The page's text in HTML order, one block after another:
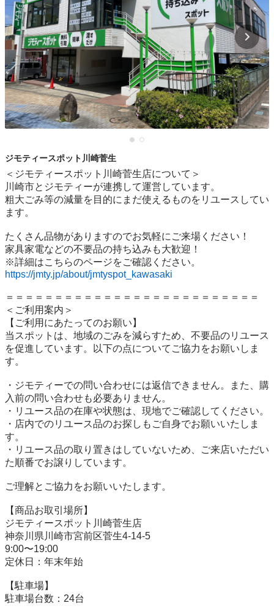
ジモティースポット川崎菅生
＜ジモティースポット川崎菅生店について＞
川崎市とジモティーが連携して運営しています。
粗⼤ごみ等の減量を⽬的にまだ使えるものをリユースしてい
ます。
たくさん品物がありますのでお気軽にご来場ください！
家具家電などの不要品の持ち込みも大歓迎！
https://jmty.jp/about/jmtyspot_kawasaki
＝＝＝＝＝＝＝＝＝＝＝＝＝＝＝＝＝＝＝＝＝＝＝＝＝＝
＜ご利用案内＞
【ご利用にあたってのお願い】
当スポットは、地域のごみを減らすため、不要品のリユース
を促進しています。以下の点についてご協力をお願いしま
す。
・ジモティーでの問い合わせには返信できません。また、購
入前の問い合わせも必要ありません。
・リユース品の在庫や状態は、現地でご確認してください。
・店内でのリユース品のお探しもご自身でお願いいたしま
す。
・リユース品の取り置きはしていないため、ご来店いただい
た順番でお譲りしています。
ご理解とご協力をお願いいたします。
【商品お取引場所】
ジモティースポット川崎菅生店
神奈川県川崎市宮前区菅生4-14-5
9:00〜19:00
定休日：年末年始
【駐⾞場】
駐車場台数：24台